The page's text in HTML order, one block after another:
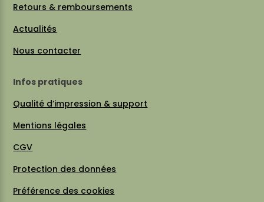
Retours & remboursements
Actualités
Nous contacter
Infos pratiques
Qualité d’impression & support
Mentions légales
CGV
Protection des données
Préférence des cookies